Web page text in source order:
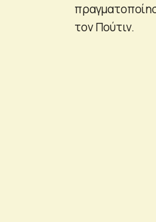
τον Πούτιν.